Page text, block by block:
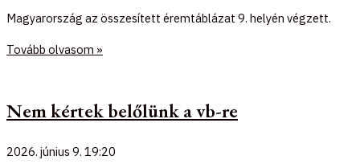
Magyarország az összesített éremtáblázat 9. helyén végzett.
Tovább olvasom »
Nem kértek belőlünk a vb-re
2026. június 9. 19:20